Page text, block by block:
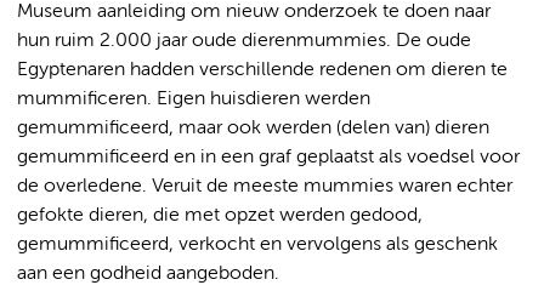
Museum aanleiding om nieuw onderzoek te doen naar
hun ruim 2.000 jaar oude dierenmummies. De oude
Egyptenaren hadden verschillende redenen om dieren te
mummificeren. Eigen huisdieren werden
gemummificeerd, maar ook werden (delen van) dieren
gemummificeerd en in een graf geplaatst als voedsel voor
de overledene. Veruit de meeste mummies waren echter
gefokte dieren, die met opzet werden gedood,
gemummificeerd, verkocht en vervolgens als geschenk
aan een godheid aangeboden.